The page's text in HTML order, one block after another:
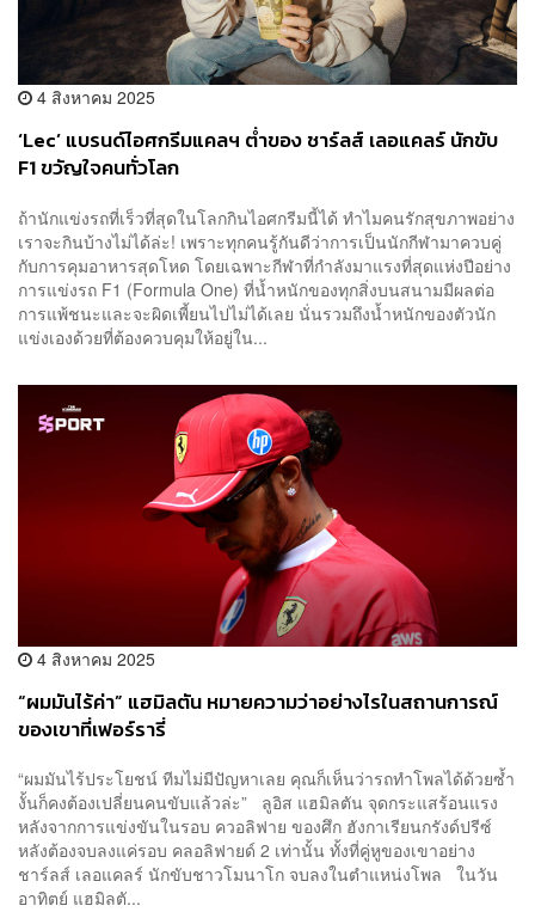
4 สิงหาคม 2025
‘Lec’ แบรนด์ไอศกรีมแคลฯ ต่ำของ ชาร์ลส์ เลอแคลร์ นักขับ
F1 ขวัญใจคนทั่วโลก
ถ้านักแข่งรถที่เร็วที่สุดในโลกกินไอศกรีมนี้ได้ ทำไมคนรักสุขภาพอย่าง
เราจะกินบ้างไม่ได้ล่ะ! เพราะทุกคนรู้กันดีว่าการเป็นนักกีฬามาควบคู่
กับการคุมอาหารสุดโหด โดยเฉพาะกีฬาที่กำลังมาแรงที่สุดแห่งปีอย่าง
การแข่งรถ F1 (Formula One) ที่น้ำหนักของทุกสิ่งบนสนามมีผลต่อ
การแพ้ชนะและจะผิดเพี้ยนไปไม่ได้เลย นั่นรวมถึงน้ำหนักของตัวนัก
แข่งเองด้วยที่ต้องควบคุมให้อยู่ใน...
4 สิงหาคม 2025
“ผมมันไร้ค่า” แฮมิลตัน หมายความว่าอย่างไรในสถานการณ์
ของเขาที่เฟอร์รารี่
“ผมมันไร้ประโยชน์ ทีมไม่มีปัญหาเลย คุณก็เห็นว่ารถทำโพลได้ด้วยซ้ำ
งั้นก็คงต้องเปลี่ยนคนขับแล้วล่ะ” ลูอิส แฮมิลตัน จุดกระแสร้อนแรง
หลังจากการแข่งขันในรอบ ควอลิฟาย ของศึก ฮังกาเรียนกรังด์ปรีซ์
หลังต้องจบลงแค่รอบ คลอลิฟายด์ 2 เท่านั้น ทั้งที่คู่หูของเขาอย่าง
ชาร์ลส์ เลอแคลร์ นักขับชาวโมนาโก จบลงในตำแหน่งโพล ในวัน
อาทิตย์ แฮมิลตั...